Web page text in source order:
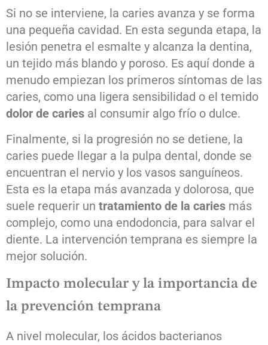
Si no se interviene, la caries avanza y se forma
una pequeña cavidad. En esta segunda etapa, la
lesión penetra el esmalte y alcanza la dentina,
un tejido más blando y poroso. Es aquí donde a
menudo empiezan los primeros síntomas de las
caries, como una ligera sensibilidad o el temido
dolor de caries al consumir algo frío o dulce.
Finalmente, si la progresión no se detiene, la
caries puede llegar a la pulpa dental, donde se
encuentran el nervio y los vasos sanguíneos.
Esta es la etapa más avanzada y dolorosa, que
suele requerir un tratamiento de la caries más
complejo, como una endodoncia, para salvar el
diente. La intervención temprana es siempre la
mejor solución.
Impacto molecular y la importancia de
la prevención temprana
A nivel molecular, los ácidos bacterianos